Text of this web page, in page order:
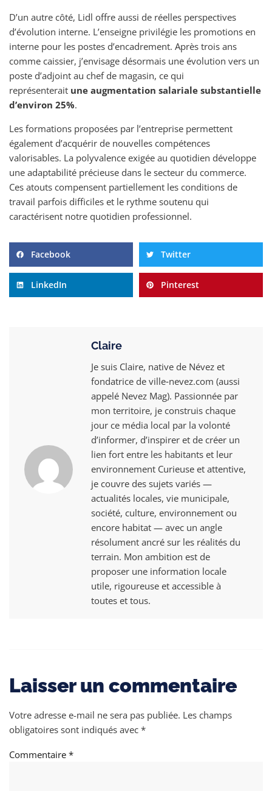
D’un autre côté, Lidl offre aussi de réelles perspectives
d’évolution interne. L’enseigne privilégie les promotions en
interne pour les postes d’encadrement. Après trois ans
comme caissier, j’envisage désormais une évolution vers un
poste d’adjoint au chef de magasin, ce qui
représenterait une augmentation salariale substantielle
d’environ 25%.
Les formations proposées par l’entreprise permettent
également d’acquérir de nouvelles compétences
valorisables. La polyvalence exigée au quotidien développe
une adaptabilité précieuse dans le secteur du commerce.
Ces atouts compensent partiellement les conditions de
travail parfois difficiles et le rythme soutenu qui
caractérisent notre quotidien professionnel.
Facebook Twitter
LinkedIn Pinterest
Claire
Je suis Claire, native de Névez et
fondatrice de ville‑nevez.com (aussi
appelé Nevez Mag). Passionnée par
mon territoire, je construis chaque
jour ce média local par la volonté
d’informer, d’inspirer et de créer un
lien fort entre les habitants et leur
environnement Curieuse et attentive,
je couvre des sujets variés —
actualités locales, vie municipale,
société, culture, environnement ou
encore habitat — avec un angle
résolument ancré sur les réalités du
terrain. Mon ambition est de
proposer une information locale
utile, rigoureuse et accessible à
toutes et tous.
Laisser un commentaire
Votre adresse e-mail ne sera pas publiée. Les champs
obligatoires sont indiqués avec *
Commentaire *